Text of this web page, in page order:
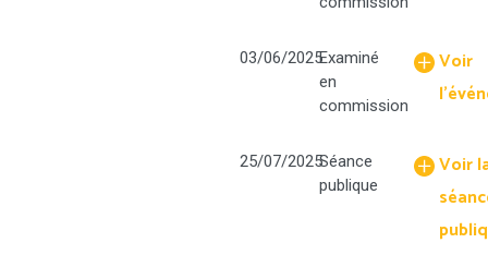
03/06/2025Examiné
en
commission
Voir
25/07/2025Séance
publique
Voir